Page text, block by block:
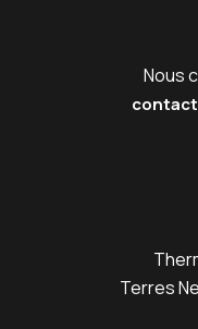
Nous
Terres